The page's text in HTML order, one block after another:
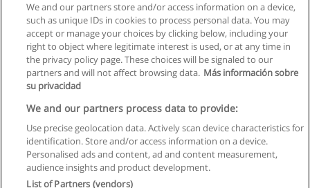
Regras de uso
Privacidade de dados
We and our partners store and/or access information on a device,
such as unique IDs in cookies to process personal data. You may
accept or manage your choices by clicking below, including your
right to object where legitimate interest is used, or at any time in
the privacy policy page. These choices will be signaled to our
partners and will not affect browsing data. Más información sobre
su privacidad
We and our partners process data to provide:
Use precise geolocation data. Actively scan device characteristics for
identification. Store and/or access information on a device.
Personalised ads and content, ad and content measurement,
audience insights and product development.
List of Partners (vendors)